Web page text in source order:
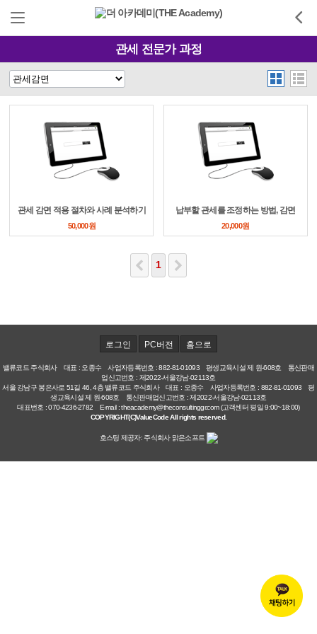
관세 전문가 과정
관세 감면 적용 절차와 사례 분석하기
50,000원
납부할 관세를 조정하는 방법, 감면
20,000원
1
로그인 PC버전 홈으로
밸류코드 주식회사 대표 : 오종수 사업자등록번호 : 882-81-01093 평생교육시설 제 원-608호 통신판매
업신고번호 : 제2022-서울강남-02113호
서울 강남구 봉은사로 51길 46, 4층 밸류코드 주식회사 대표 : 오종수 사업자등록번호 : 882-81-01093 평
생교육시설 제 원-608호 통신판매업신고번호 : 제2022-서울강남-02113호
대표번호 : 070-4236-2782 E-mail : theacademy@theconsultinggr.com (고객센터 평일 9:00~18:00)
COPYRIGHT(C)ValueCode All rights reserved.
호스팅 제공자: 주식회사 맑은소프트